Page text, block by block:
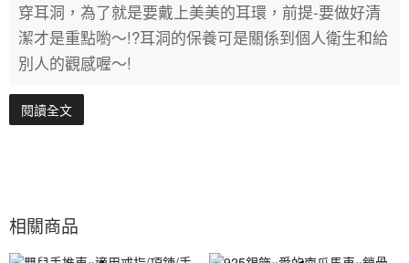
穿耳洞，為了就是要戴上美美的耳環，前提-要做好清
潔才是重點喲～!?耳洞的保養可是關係到個人衛生和給
別人的觀感喔～!
閱讀全文
相關商品